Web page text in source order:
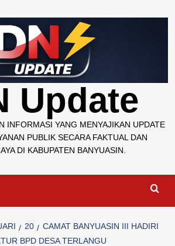
Update
INFORMASI YANG MENYAJIKAN UPDATE
PUBLIK SECARA FAKTUAL DAN
DI KABUPATEN BANYUASIN.
20
CAMAT BANYUASIN III HADIRI
BPD DESA TERLANGU